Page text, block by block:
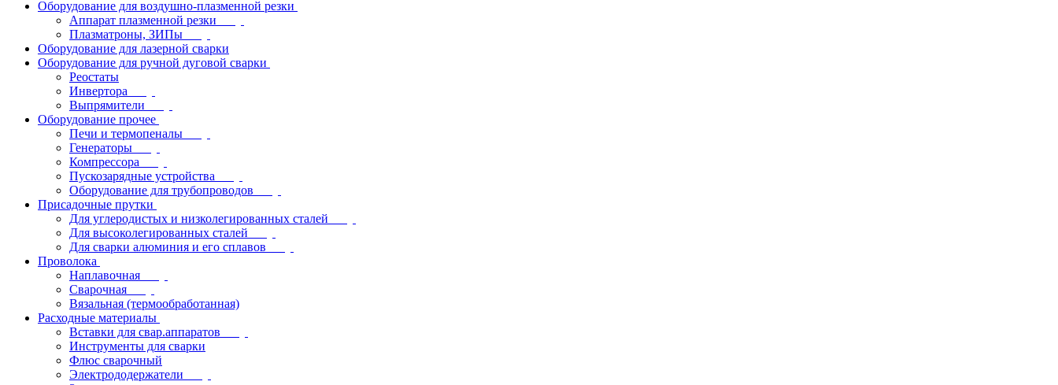
Оборудование для воздушно-плазменной резки
Аппарат плазменной резки
Плазматроны, ЗИПы
Оборудование для лазерной сварки
Оборудование для ручной дуговой сварки
Реостаты
Инвертора
Выпрямители
Оборудование прочее
Печи и термопеналы
Генераторы
Компрессора
Пускозарядные устройства
Оборудование для трубопроводов
Присадочные прутки
Для углеродистых и низколегированных сталей
Для высоколегированных сталей
Для сварки алюминия и его сплавов
Проволока
Наплавочная
Сварочная
Вязальная (термообработанная)
Расходные материалы
Вставки для свар.аппаратов
Инструменты для сварки
Флюс сварочный
Электрододержатели